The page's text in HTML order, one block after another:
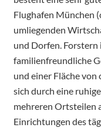
Flughafen München
umliegenden
und Dorfen. Forstern
familienfreundliche
und einer Fläche von
sich durch eine
mehreren Ortsteilen
Einrichtungen des